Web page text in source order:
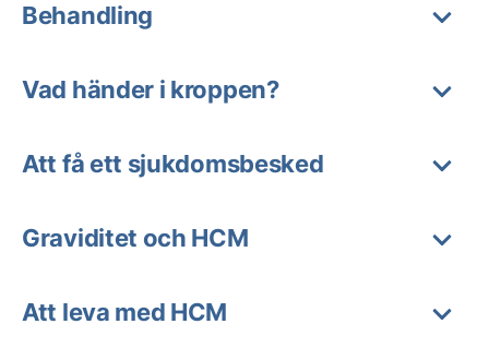
Behandling
Vad händer i kroppen?
Att få ett sjukdomsbesked
Graviditet och HCM
Att leva med HCM